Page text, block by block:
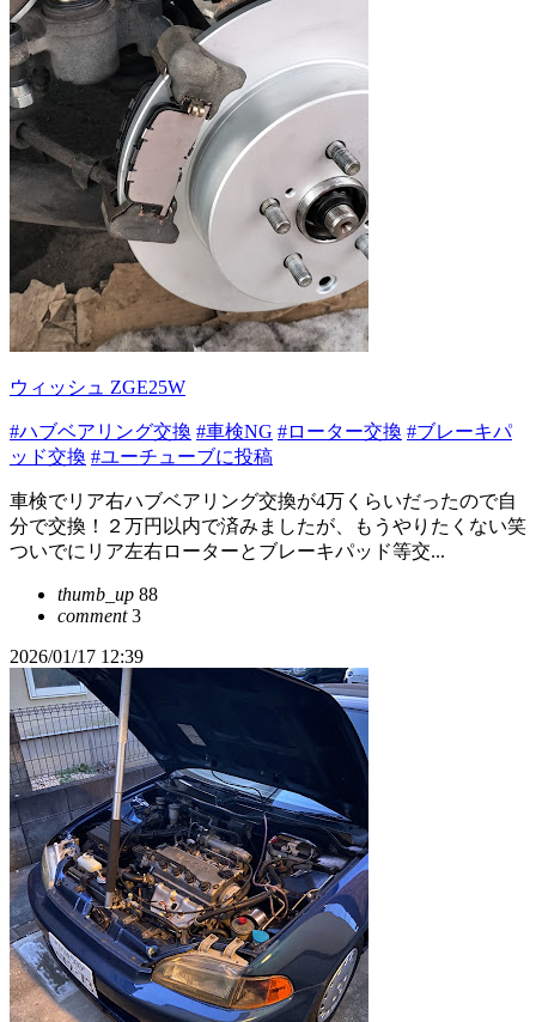
ウィッシュ ZGE25W
#ハブベアリング交換 #車検NG #ローター交換 #ブレーキパ
ッド交換 #ユーチューブに投稿
車検でリア右ハブベアリング交換が4万くらいだったので自
分で交換！２万円以内で済みましたが、もうやりたくない笑
ついでにリア左右ローターとブレーキパッド等交...
thumb_up 88
comment3
2026/01/17 12:39